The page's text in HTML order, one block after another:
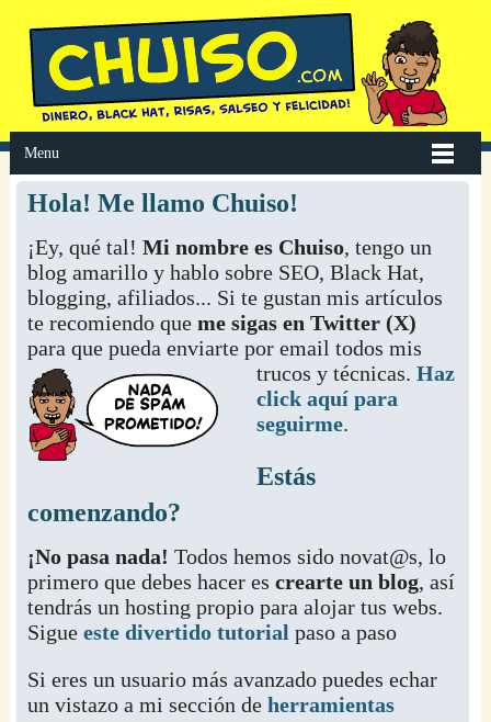
Menu
Hola! Me llamo Chuiso!
¡Ey, qué tal!Mi nombre es Chuiso, tengo un
blog amarillo y hablo sobre SEO, Black Hat,
blogging, afiliados... Si te gustan mis artículos
te recomiendo queme sigas en Twitter (X)
para que pueda enviarte por email todos mis
trucos y técnicas. Haz
click aquí para
seguirme.
Estás
comenzando?
¡No pasa nada! Todos hemos sido novat@s, lo
primero que debes hacer escrearte un blog, así
tendrás un hosting propio para alojar tus webs.
Sigueeste divertido tutorial paso a paso
Si eres un usuario más avanzado puedes echar
un vistazo a mi sección deherramientas